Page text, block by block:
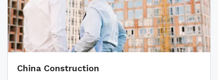
China Construction